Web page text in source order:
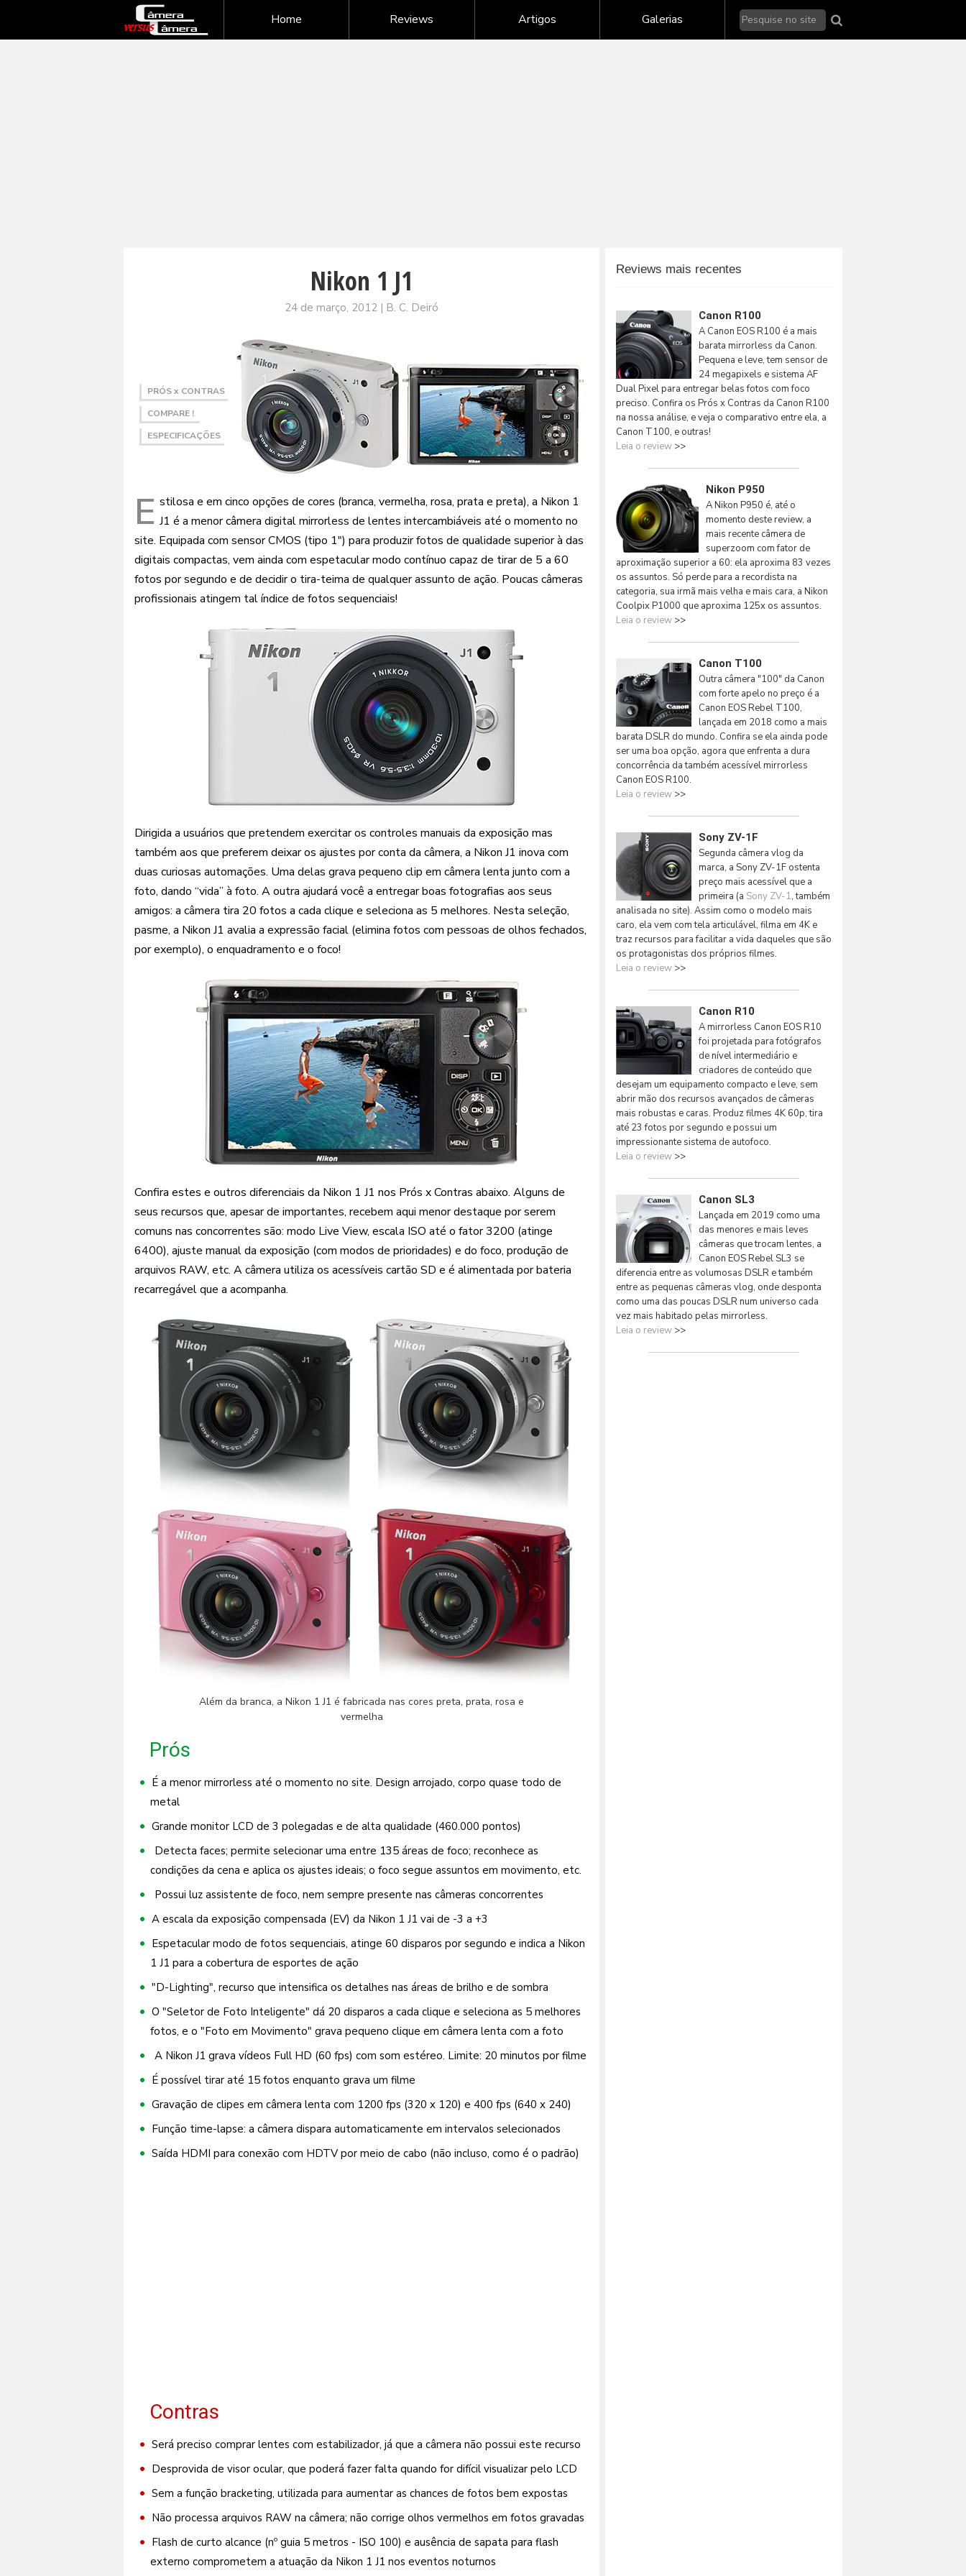
Home Reviews
Nikon - câmeras digitais
Samsung - câmeras digitais
Artigos Galerias
Galerias de fotos - Nikon
Galerias de fotos - Sony
Nikon 1 J1
24 de março, 2012 | B. C. Deiró
PRÓS x CONTRAS
COMPARE !
ESPECIFICAÇÕES
E stilosa e em cinco opções de cores (branca, vermelha, rosa, prata e preta), a Nikon 1
J1 é a menor câmera digital mirrorless de lentes intercambiáveis até o momento no
site. Equipada com sensor CMOS (tipo 1") para produzir fotos de qualidade superior à das
digitais compactas, vem ainda com espetacular modo contínuo capaz de tirar de 5 a 60
fotos por segundo e de decidir o tira-teima de qualquer assunto de ação. Poucas câmeras
profissionais atingem tal índice de fotos sequenciais!
Dirigida a usuários que pretendem exercitar os controles manuais da exposição mas
também aos que preferem deixar os ajustes por conta da câmera, a Nikon J1 inova com
duas curiosas automações. Uma delas grava pequeno clip em câmera lenta junto com a
foto, dando “vida” à foto. A outra ajudará você a entregar boas fotografias aos seus
amigos: a câmera tira 20 fotos a cada clique e seleciona as 5 melhores. Nesta seleção,
pasme, a Nikon J1 avalia a expressão facial (elimina fotos com pessoas de olhos fechados,
por exemplo), o enquadramento e o foco!
Confira estes e outros diferenciais da Nikon 1 J1 nos Prós x Contras abaixo. Alguns de
seus recursos que, apesar de importantes, recebem aqui menor destaque por serem
comuns nas concorrentes são: modo Live View, escala ISO até o fator 3200 (atinge
6400), ajuste manual da exposição (com modos de prioridades) e do foco, produção de
arquivos RAW, etc. A câmera utiliza os acessíveis cartão SD e é alimentada por bateria
recarregável que a acompanha.
Além da branca, a Nikon 1 J1 é fabricada nas cores preta, prata, rosa e
vermelha
Prós
É a menor mirrorless até o momento no site. Design arrojado, corpo quase todo de
metal
Grande monitor LCD de 3 polegadas e de alta qualidade (460.000 pontos)
Detecta faces; permite selecionar uma entre 135 áreas de foco; reconhece as
condições da cena e aplica os ajustes ideais; o foco segue assuntos em movimento, etc.
Possui luz assistente de foco, nem sempre presente nas câmeras concorrentes
A escala da exposição compensada (EV) da Nikon 1 J1 vai de -3 a +3
Espetacular modo de fotos sequenciais, atinge 60 disparos por segundo e indica a Nikon
1 J1 para a cobertura de esportes de ação
"D-Lighting", recurso que intensifica os detalhes nas áreas de brilho e de sombra
O "Seletor de Foto Inteligente" dá 20 disparos a cada clique e seleciona as 5 melhores
fotos, e o "Foto em Movimento" grava pequeno clique em câmera lenta com a foto
A Nikon J1 grava vídeos Full HD (60 fps) com som estéreo. Limite: 20 minutos por filme
É possível tirar até 15 fotos enquanto grava um filme
Gravação de clipes em câmera lenta com 1200 fps (320 x 120) e 400 fps (640 x 240)
Função time-lapse: a câmera dispara automaticamente em intervalos selecionados
Saída HDMI para conexão com HDTV por meio de cabo (não incluso, como é o padrão)
Contras
Será preciso comprar lentes com estabilizador, já que a câmera não possui este recurso
Desprovida de visor ocular, que poderá fazer falta quando for difícil visualizar pelo LCD
Sem a função bracketing, utilizada para aumentar as chances de fotos bem expostas
Não processa arquivos RAW na câmera; não corrige olhos vermelhos em fotos gravadas
Flash de curto alcance (nº guia 5 metros - ISO 100) e ausência de sapata para flash
externo comprometem a atuação da Nikon 1 J1 nos eventos noturnos